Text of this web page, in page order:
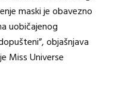
maski je obavezno
uobičajenog
objašnjava
Miss Universe